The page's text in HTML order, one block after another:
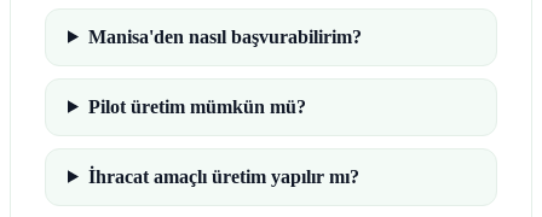
Manisa'den nasıl başvurabilirim?
Pilot üretim mümkün mü?
İhracat amaçlı üretim yapılır mı?